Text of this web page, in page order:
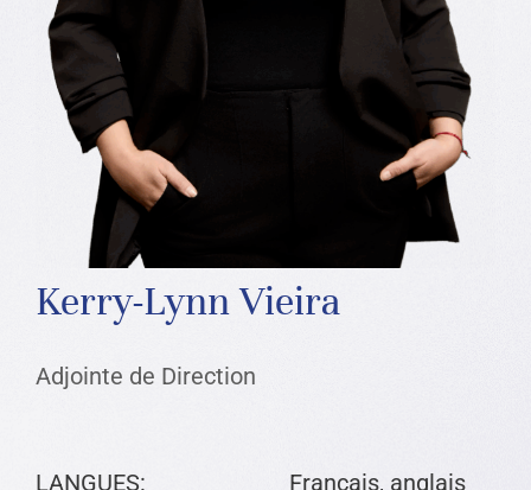
Kerry-Lynn Vieira
Adjointe de Direction
LANGUES: Français, anglais